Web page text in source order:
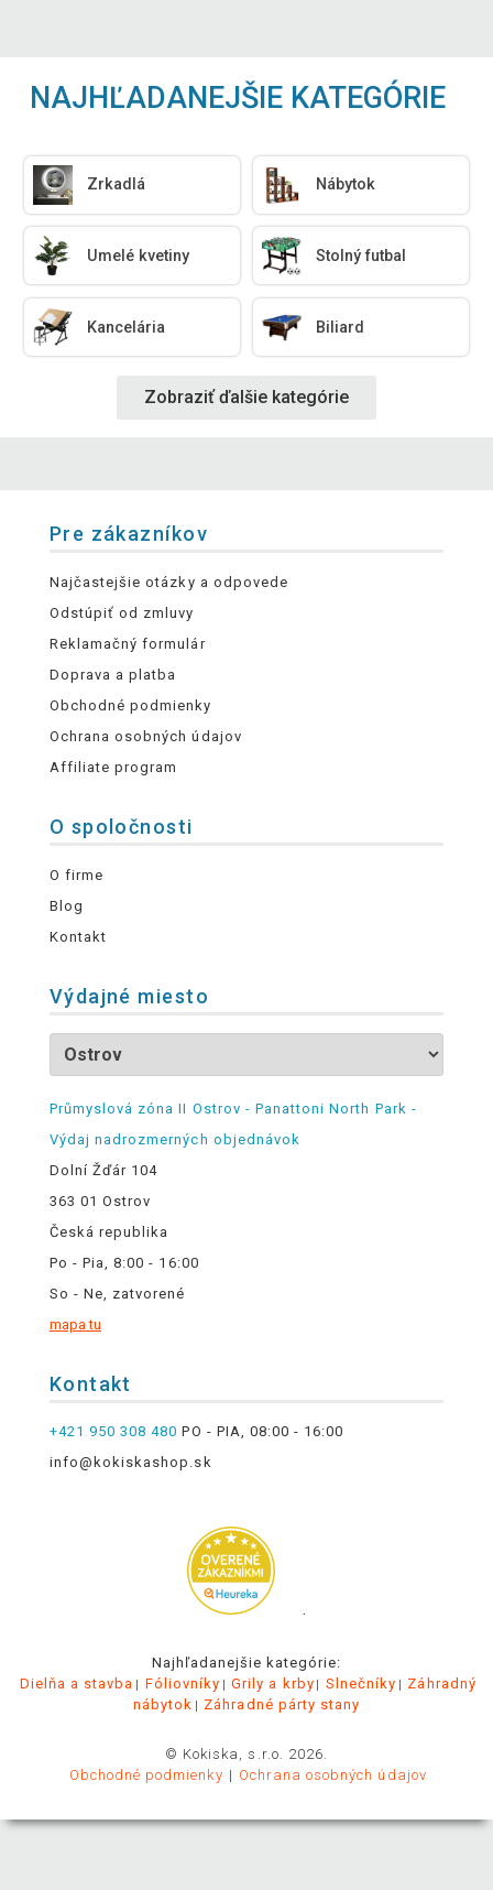
NAJHĽADANEJŠIE KATEGÓRIE
Zrkadlá Nábytok
Umelé kvetiny Stolný futbal
Kancelária Biliard
Zobraziť ďalšie kategórie
Pre zákazníkov
Najčastejšie otázky a odpovede
Odstúpiť od zmluvy
Reklamačný formulár
Doprava a platba
Obchodné podmienky
Ochrana osobných údajov
Affiliate program
O spoločnosti
O firme
Blog
Kontakt
Výdajné miesto
Průmyslová zóna II Ostrov - Panattoni North Park -
Výdaj nadrozmerných objednávok
Dolní Žďár 104
363 01 Ostrov
Česká republika
Po - Pia, 8:00 - 16:00
So - Ne, zatvorené
mapa tu
Kontakt
+421 950 308 480 PO - PIA, 08:00 - 16:00
info@kokiskashop.sk
.
Najhľadanejšie kategórie:
Dielňa a stavba
Fóliovníky Grily a krby Slnečníky
Záhradný
nábytok
Záhradné párty stany
© Kokiska, s.r.o. 2026.
Obchodné podmienky
Ochrana osobných údajov